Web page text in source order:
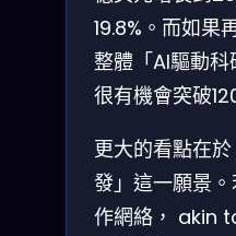
19.8%。而如果
整體「AI驅動
很有機會突破
更大的看點在
發」這一願景
作網絡， akin